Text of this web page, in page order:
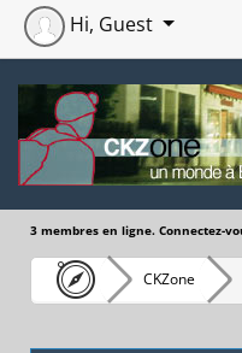
Hi, Guest
3 membres en ligne. Connectez-
CKZone